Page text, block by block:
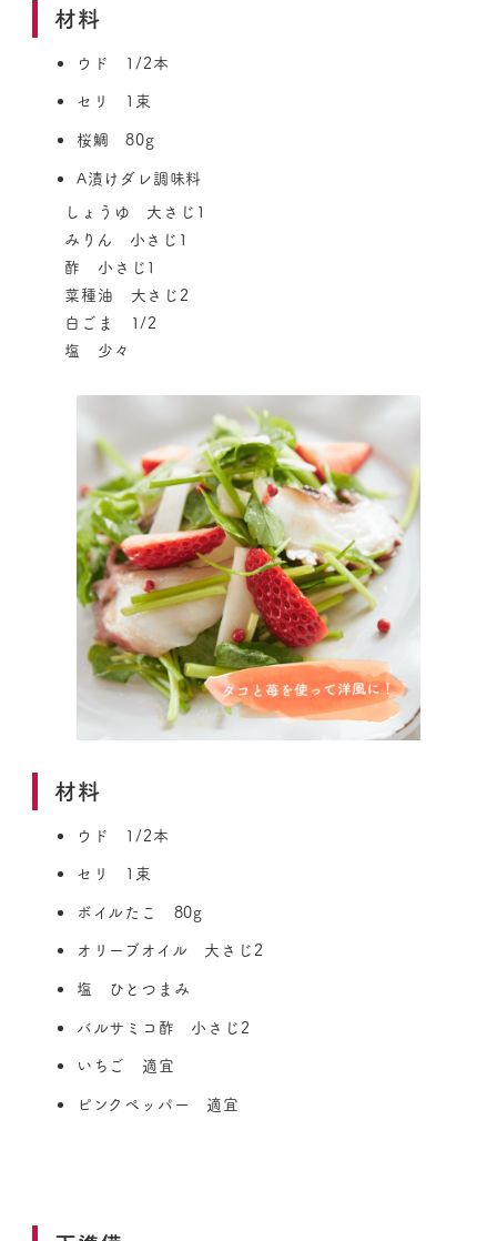
材料
ウド 1/2本
セリ 1束
桜鯛 80g
A漬けダレ調味料
しょうゆ 大さじ1
みりん 小さじ1
酢 小さじ1
菜種油 大さじ2
白ごま 1/2
塩 少々
材料
ウド 1/2本
セリ 1束
ボイルたこ 80g
オリーブオイル 大さじ2
塩 ひとつまみ
バルサミコ酢 小さじ2
いちご 適宜
ピンクペッパー 適宜